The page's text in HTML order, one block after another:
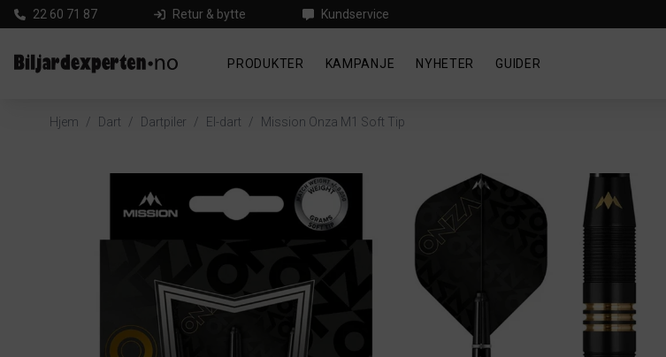
22 60 71 87 Retur & bytte Kundservice
PRODUKTER KAMPANJE NYHETER GUIDER
Hjem / Dart / Dartpiler / El-dart / Mission Onza M1 Soft Tip